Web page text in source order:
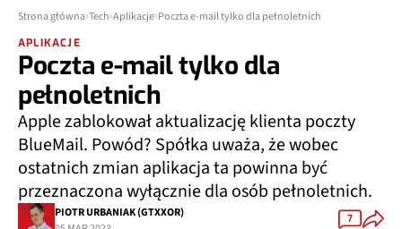
Strona główna Tech Aplikacje Poczta e-mail tylko dla pełnoletnich
APLIKACJE
Poczta e-mail tylko dla
pełnoletnich
Apple zablokował aktualizację klienta poczty
BlueMail. Powód? Spółka uważa, że wobec
ostatnich zmian aplikacja ta powinna być
przeznaczona wyłącznie dla osób pełnoletnich.
PIOTR URBANIAK (GTXXOR)
7